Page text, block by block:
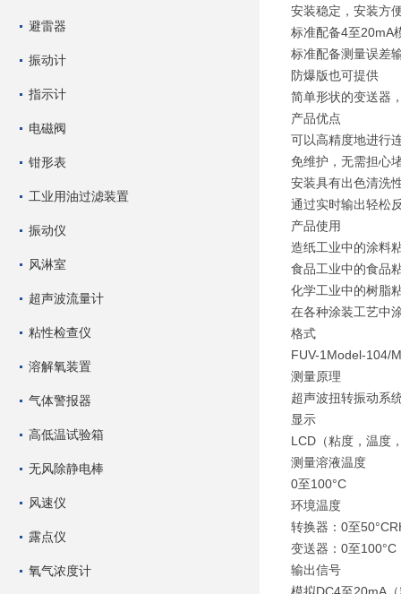
避雷器
振动计
指示计
电磁阀
钳形表
工业用油过滤装置
振动仪
风淋室
超声波流量计
粘性检查仪
溶解氧装置
气体警报器
高低温试验箱
无风除静电棒
风速仪
露点仪
氧气浓度计
安装稳定，安装方
标准配备4至20mA
标准配备测量误差
防爆版也可提供
简单形状的变送器
产品优点
可以高精度地进行
免维护，无需担心
安装具有出色清洗
通过实时输出轻松
产品使用
造纸工业中的涂料
食品工业中的食品
化学工业中的树脂
在各种涂装工艺中
格式
FUV-1Model-104/
测量原理
超声波扭转振动系
显示
LCD（粘度，温度
测量溶液温度
0至100°C
环境温度
转换器：0至
变送器：0至100°C
输出信号